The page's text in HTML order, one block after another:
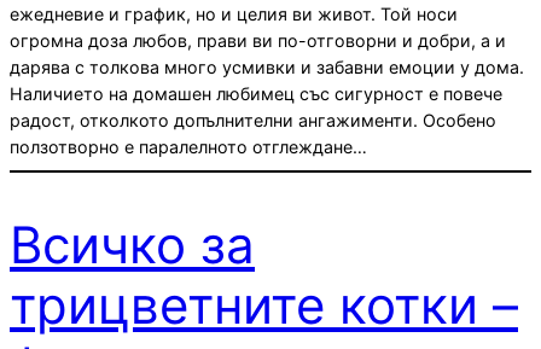
ежедневие и график, но и целия ви живот. Той носи
огромна доза любов, прави ви по-отговорни и добри, а и
дарява с толкова много усмивки и забавни емоции у дома.
Наличието на домашен любимец със сигурност е повече
радост, отколкото допълнителни ангажименти. Особено
ползотворно е паралелното отглеждане…
Всичко за
трицветните котки –